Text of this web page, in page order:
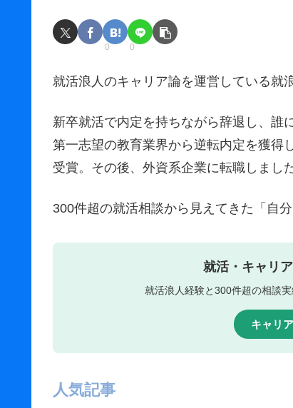
0 0
就活浪人のキャリア論を運営している就
新卒就活で内定を持ちながら辞退し、誰
第一志望の教育業界から逆転内定を獲得
受賞。その後、外資系企業に転職しました
300件超の就活相談から見えてきた「自
就活・キャリ
就活浪人経験と300件超の相談
キャリ
人気記事